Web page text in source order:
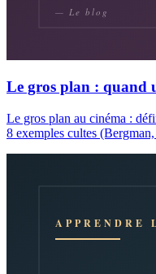
Le gros plan : quand
Le gros plan au cinéma :
8 exemples cultes